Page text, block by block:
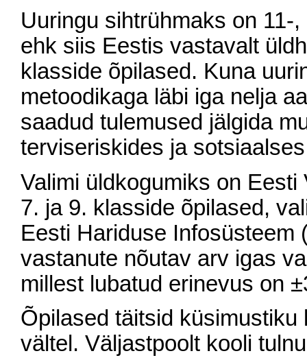
Uuringu sihtrühmaks on 11-
ehk siis Eestis vastavalt
klasside õpilased. Kuna
metoodikaga läbi iga nelja
saadud tulemused jälgida
terviseriskides ja
Valimi üldkogumiks on
7. ja 9. klasside õpilased,
Eesti Hariduse Infosüsteem
vastanute nõutav arv igas
millest lubatud erinevus on
Õpilased täitsid
vältel. Väljastpoolt kooli